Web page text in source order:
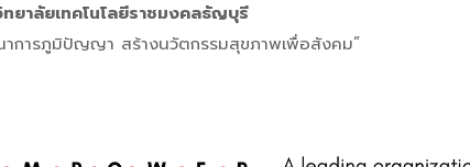
ทยาลัยเทคโนโลยีราชมงคลธัญบุรี
าการภูมิปัญญา สร้างนวัตกรรมสุขภาพเพื่อสังคม”